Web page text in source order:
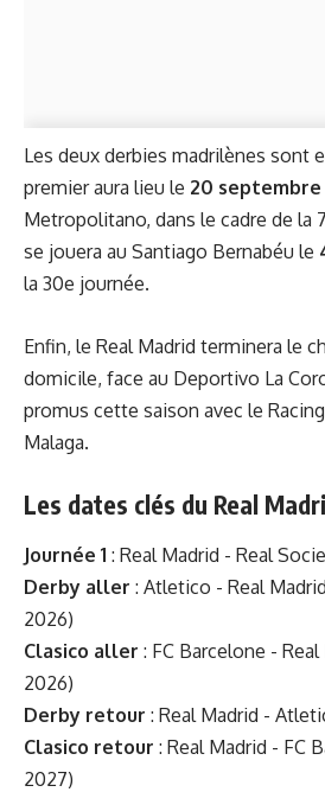
Les deux derbies madrilènes sont
premier aura lieu le 20 septembre
Metropolitano, dans le cadre de la
se jouera au Santiago Bernabéu le
la 30e journée.
Enfin, le Real Madrid terminera le
domicile, face au Deportivo La
promus cette saison avec le
Malaga.
Les dates clés du Real
Journée 1 : Real Madrid - Real
Derby aller : Atletico - Real
2026)
Clasico aller : FC Barcelone -
2026)
Derby retour : Real Madrid -
Clasico retour : Real Madrid - FC
2027)